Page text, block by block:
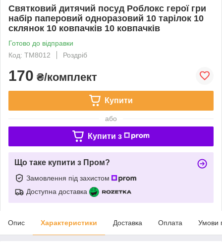
Святковий дитячий посуд Роблокс герої гри
набір паперовий одноразовий 10 тарілок 10
склянок 10 ковпачків 10 ковпачків
Готово до відправки
Код: TM8012
Роздріб
170 ₴/комплект
Купити
або
Купити з
Що таке купити з Пром?
Замовлення під захистом
Доступна доставка
Опис Характеристики Доставка Оплата Умови